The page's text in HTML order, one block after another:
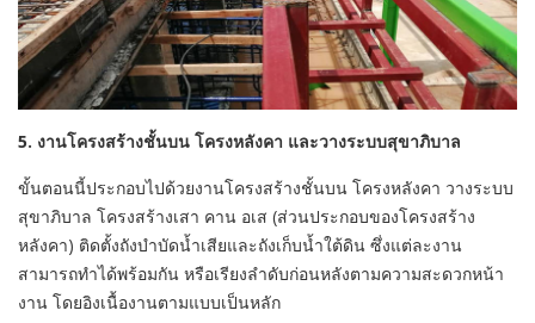
5. งานโครงสร้างชั้นบน โครงหลังคา และวางระบบสุขาภิบาล
ขั้นตอนนี้ประกอบไปด้วยงานโครงสร้างชั้นบน โครงหลังคา วางระบบ
สุขาภิบาล โครงสร้างเสา คาน อเส (ส่วนประกอบของโครงสร้าง
หลังคา) ติดตั้งถังบำบัดน้ำเสียและถังเก็บน้ำใต้ดิน ซึ่งแต่ละงาน
สามารถทำได้พร้อมกัน หรือเรียงลำดับก่อนหลังตามความสะดวกหน้า
งาน โดยอิงเนื้องานตามแบบเป็นหลัก